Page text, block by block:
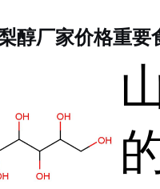
醇厂家价格重要